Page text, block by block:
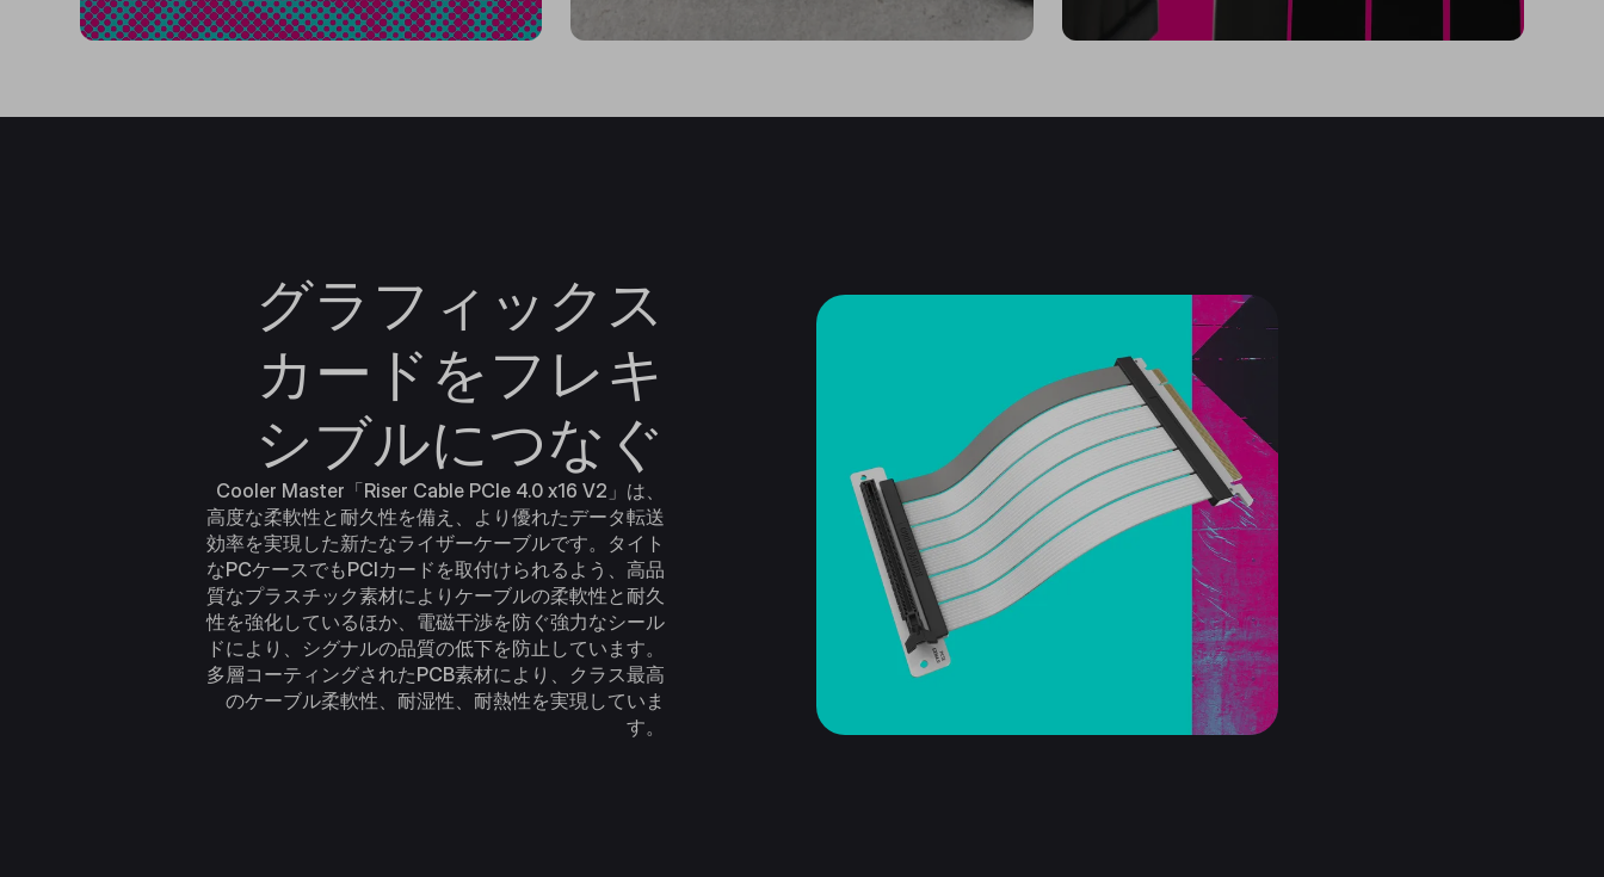
グラフィックス
カードをフレキ
シブルにつなぐ
Cooler Master「Riser Cable PCIe 4.0 x16 V2」は、
高度な柔軟性と耐久性を備え、より優れたデータ転送
効率を実現した新たなライザーケーブルです。タイト
なPCケースでもPCIカードを取付けられるよう、高品
質なプラスチック素材によりケーブルの柔軟性と耐久
性を強化しているほか、電磁干渉を防ぐ強力なシール
ドにより、シグナルの品質の低下を防止しています。
多層コーティングされたPCB素材により、クラス最高
のケーブル柔軟性、耐湿性、耐熱性を実現していま
す。